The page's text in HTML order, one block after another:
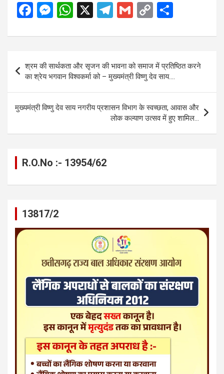
F
ce
o
o
k
M
se
n
g
er
W
at
s
A
p
p
X
T
e
a
m
G
ail
C
py
Li
n
k
ar
e
navigation
श्रम की सार्थकता और सृजन की भावना को समाज में प्रतिष्ठित करने
का श्रेय भगवान विश्वकर्मा को – मुख्यमंत्री विष्णु देव साय….
मुख्यमंत्री विष्णु देव साय नगरीय प्रशासन विभाग के स्वच्छता, आवास और
लोक कल्याण उत्सव में हुए शामिल…
R.O.No :- 13954/62
13817/2